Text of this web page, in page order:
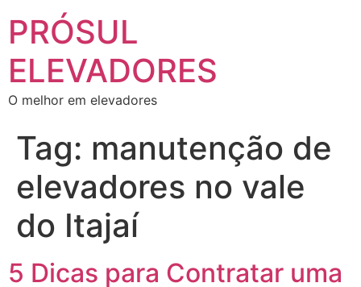
PRÓSUL
ELEVADORES
O melhor em elevadores
Tag: manutenção de
elevadores no vale
do Itajaí
5 Dicas para Contratar uma